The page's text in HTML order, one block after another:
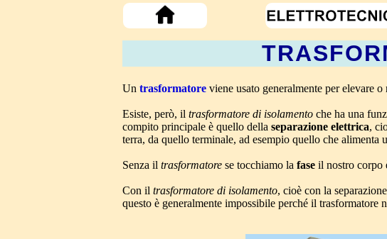
Un trasformatore viene usato generalmente per elevare o
Esiste, però, il trasformatore di isolamento che ha una
compito principale è quello della separazione elettrica,
terra, da quello terminale, ad esempio quello che alimenta
Senza il trasformatore se tocchiamo la fase il nostro corpo
Con il trasformatore di isolamento, cioè con la
questo è generalmente impossibile perché il trasformatore